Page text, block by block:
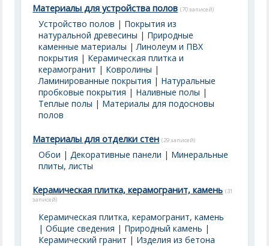
Материалы для устройства полов (70 записей)
Устройство полов | Покрытия из
натуральной древесины | Природные
каменные материалы |Линолеум и ПВХ
покрытия | Керамическая плитка и
керамогранит | Ковролины |
Ламинированные покрытия | Натуральные
пробковые покрытия | Наливные полы |
Теплые полы | Материалы для подосновы
полов
Материалы для отделки стен (29 записей)
Обои |Декоративные панели | Минеральные
плиты, листы
Керамическая плитка, керамогранит, камень (31
записей)
Керамическая плитка, керамогранит, камень
| Общие сведения | Природный камень |
Керамический гранит | Изделия из бетона